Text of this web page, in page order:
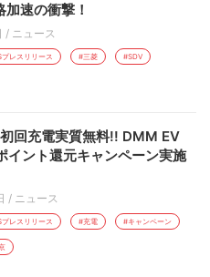
速の衝撃！
/ ニュース
プレスリリース #三菱 #SDV
回充電実質無料!! DMM EV
イント還元キャンペーン実施
/ ニュース
プレスリリース #充電 #キャンペーン